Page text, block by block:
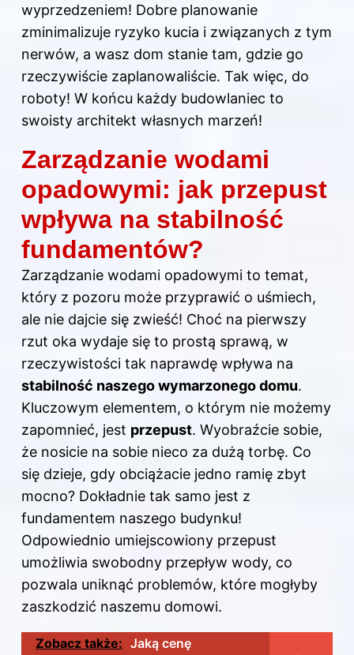
wyprzedzeniem! Dobre planowanie
zminimalizuje ryzyko kucia i związanych z tym
nerwów, a wasz dom stanie tam, gdzie go
rzeczywiście zaplanowaliście. Tak więc, do
roboty! W końcu każdy budowlaniec to
swoisty architekt własnych marzeń!
Zarządzanie wodami
opadowymi: jak przepust
wpływa na stabilność
fundamentów?
Zarządzanie wodami opadowymi to temat,
który z pozoru może przyprawić o uśmiech,
ale nie dajcie się zwieść! Choć na pierwszy
rzut oka wydaje się to prostą sprawą, w
rzeczywistości tak naprawdę wpływa na
stabilność naszego wymarzonego domu.
Kluczowym elementem, o którym nie możemy
zapomnieć, jest przepust. Wyobraźcie sobie,
że nosicie na sobie nieco za dużą torbę. Co
się dzieje, gdy obciążacie jedno ramię zbyt
mocno? Dokładnie tak samo jest z
fundamentem naszego budynku!
Odpowiednio umiejscowiony przepust
umożliwia swobodny przepływ wody, co
pozwala uniknąć problemów, które mogłyby
zaszkodzić naszemu domowi.
Zobacz także: Jaką cenę